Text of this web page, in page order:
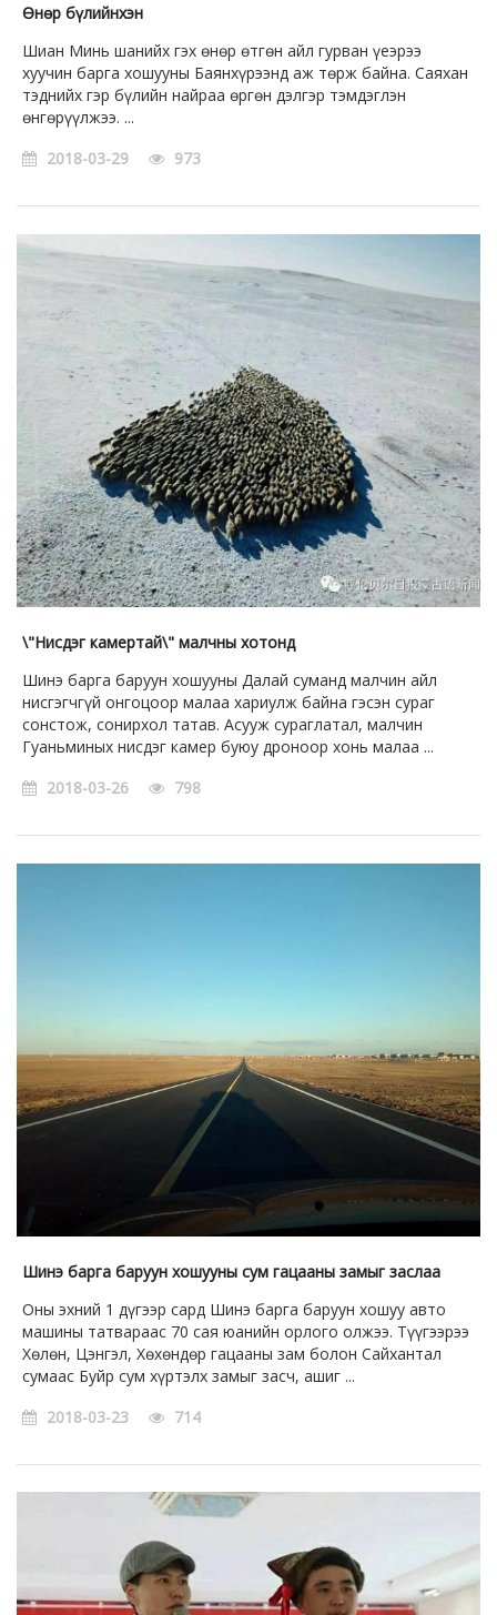
Өнөр бүлийнхэн
Шиан Минь шанийх гэх өнөр өтгөн айл гурван үеэрээ
хуучин барга хошууны Баянхүрээнд аж төрж байна. Саяхан
тэднийх гэр бүлийн найраа өргөн дэлгэр тэмдэглэн
өнгөрүүлжээ. ...
2018-03-29
973
\"Нисдэг камертай\" малчны хотонд
Шинэ барга баруун хошууны Далай суманд малчин айл
нисгэгчгүй онгоцоор малаа хариулж байна гэсэн сураг
сонстож, сонирхол татав. Асууж сураглатал, малчин
Гуаньминых нисдэг камер буюу дроноор хонь малаа ...
2018-03-26
798
Шинэ барга баруун хошууны сум гацааны замыг заслаа
Оны эхний 1 дүгээр сард Шинэ барга баруун хошуу авто
машины татвараас 70 сая юанийн орлого олжээ. Түүгээрээ
Хөлөн, Цэнгэл, Хөхөндөр гацааны зам болон Сайхантал
сумаас Буйр сум хүртэлх замыг засч, ашиг ...
2018-03-23
714